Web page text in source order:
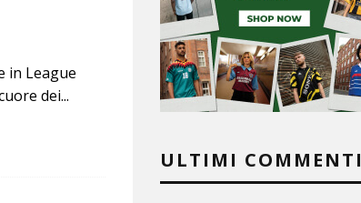
in League
dei...
ULTIMI COMMENTI